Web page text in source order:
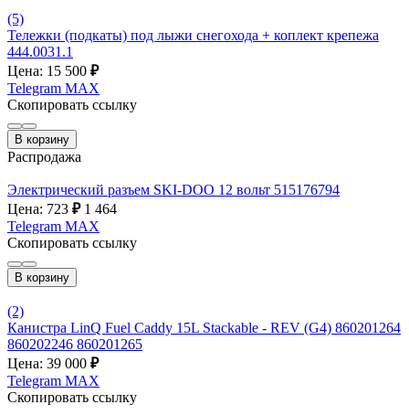
(5)
Тележки (подкаты) под лыжи снегохода + коплект крепежа
444.0031.1
Цена: 15 500 ₽
Telegram MAX
Скопировать ссылку
В корзину
Распродажа
Электрический разъем SKI-DOO 12 вольт 515176794
Цена: 723 ₽ 1 464
Telegram MAX
Скопировать ссылку
В корзину
(2)
Канистра LinQ Fuel Caddy 15L Stackable - REV (G4) 860201264
860202246 860201265
Цена: 39 000 ₽
Telegram MAX
Скопировать ссылку